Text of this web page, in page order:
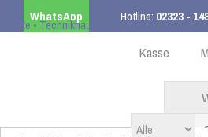
WhatsApp Hotline: 02323 -
ab 99,00 €
Kasse